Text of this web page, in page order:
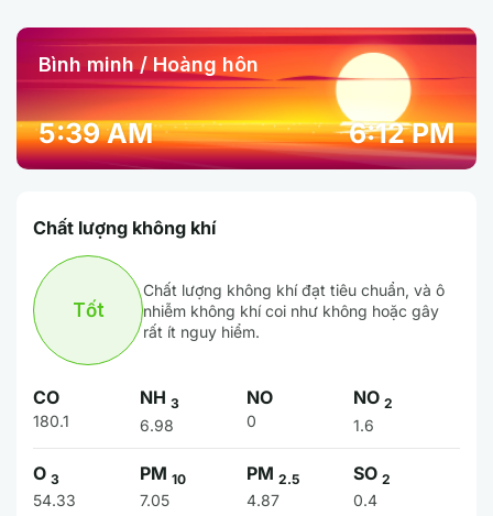
Bình minh / Hoàng hôn
5:39 AM 6:12 PM
Chất lượng không khí
Tốt
Chất lượng không khí đạt tiêu chuẩn, và ô
nhiễm không khí coi như không hoặc gây
rất ít nguy hiểm.
CO
180.1
NH 3
6.98
NO
0
NO 2
1.6
O 3
54.33
PM 10
7.05
PM 2.5
4.87
SO 2
0.4